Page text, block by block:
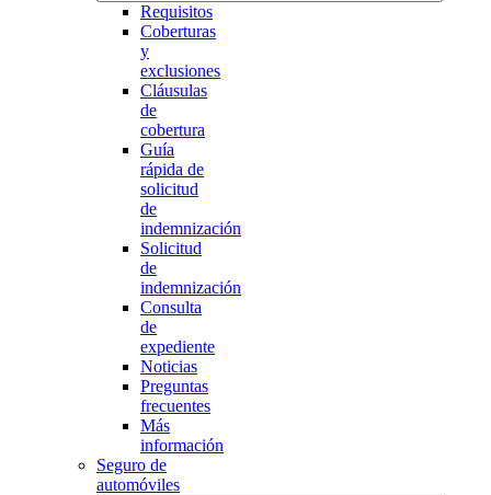
Requisitos
Coberturas
y
exclusiones
Cláusulas
de
cobertura
Guía
rápida de
solicitud
de
indemnización
Solicitud
de
indemnización
Consulta
de
expediente
Noticias
Preguntas
frecuentes
Más
información
Seguro de
automóviles